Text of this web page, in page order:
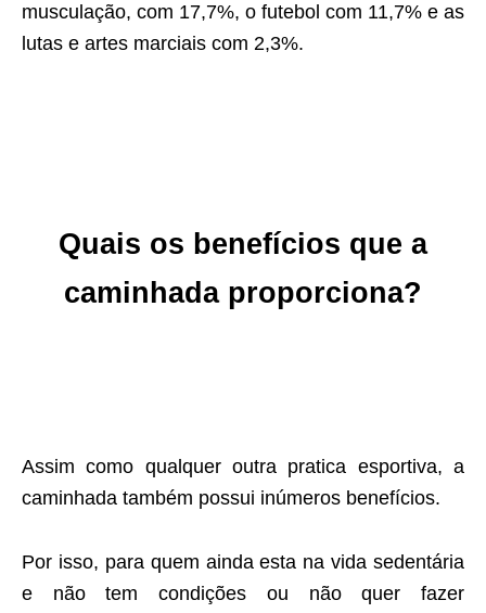
musculação, com 17,7%, o futebol com 11,7% e as
lutas e artes marciais com 2,3%.
Quais os benefícios que a
caminhada proporciona?
Assim como qualquer outra pratica esportiva, a
caminhada também possui inúmeros benefícios.
Por isso, para quem ainda esta na vida sedentária
e não tem condições ou não quer fazer